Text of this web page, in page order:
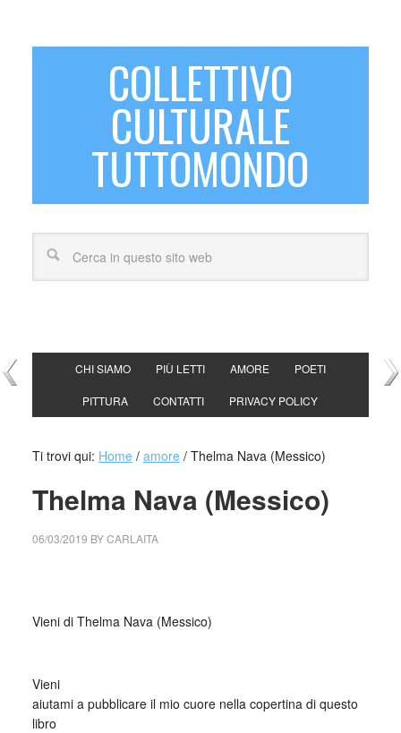
COLLETTIVO
CULTURALE
TUTTOMONDO
CHI SIAMO PIÙ LETTI AMORE POETI
PITTURA CONTATTI PRIVACY POLICY
Ti trovi qui: Home / amore /Thelma Nava (Messico)
Thelma Nava (Messico)
06/03/2019 BYCARLAITA
Vieni di Thelma Nava (Messico)
Vieni
aiutami a pubblicare il mio cuore nella copertina di questo
libro